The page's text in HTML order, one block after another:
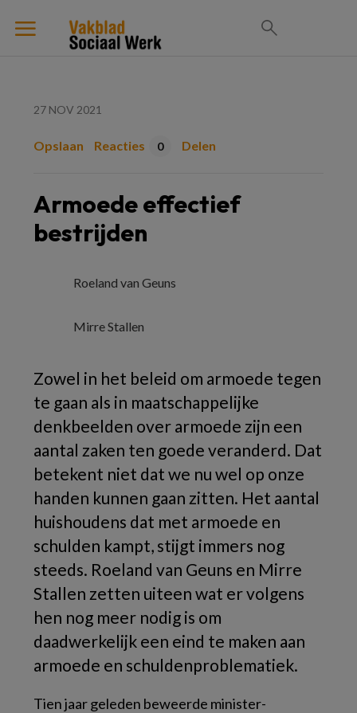
27 NOV 2021
Opslaan Reacties 0 Delen
Armoede effectief
bestrijden
Roeland van Geuns
Mirre Stallen
Zowel in het beleid om armoede tegen
te gaan als in maatschappelijke
denkbeelden over armoede zijn een
aantal zaken ten goede veranderd. Dat
betekent niet dat we nu wel op onze
handen kunnen gaan zitten. Het aantal
huishoudens dat met armoede en
schulden kampt, stijgt immers nog
steeds. Roeland van Geuns en Mirre
Stallen zetten uiteen wat er volgens
hen nog meer nodig is om
daadwerkelijk een eind te maken aan
armoede en schuldenproblematiek.
Tien jaar geleden beweerde minister-